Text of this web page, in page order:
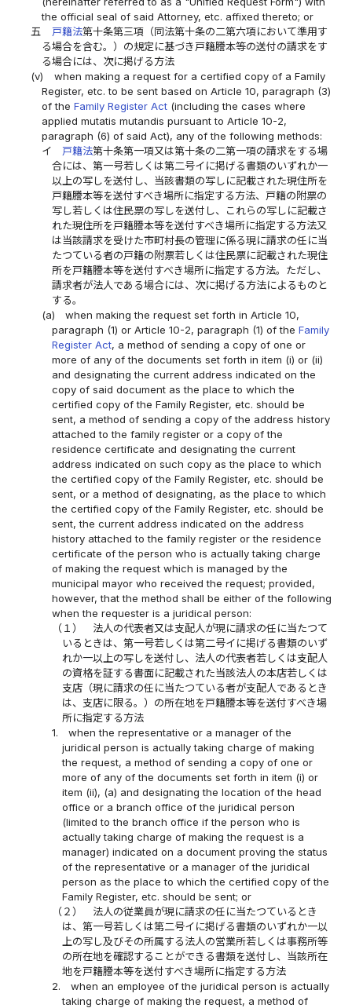
the official seal of said Attorney, etc. affixed thereto; or
五
戸籍法第十条第三項（同法第十条の二第六項において準用す
る場合を含む。）の規定に基づき戸籍謄本等の送付の請求をす
る場合には、次に掲げる方法
(v)
when making a request for a certified copy of a Family
Register, etc. to be sent based on Article 10, paragraph (3)
of the Family Register Act(including the cases where
applied mutatis mutandis pursuant to Article 10-2,
paragraph (6) of said Act), any of the following methods:
イ
戸籍法第十条第一項又は第十条の二第一項の請求をする場
合には、第一号若しくは第二号イに掲げる書類のいずれか一
以上の写しを送付し、当該書類の写しに記載された現住所を
戸籍謄本等を送付すべき場所に指定する方法、戸籍の附票の
写し若しくは住民票の写しを送付し、これらの写しに記載さ
れた現住所を戸籍謄本等を送付すべき場所に指定する方法又
は当該請求を受けた市町村長の管理に係る現に請求の任に当
たつている者の戸籍の附票若しくは住民票に記載された現住
所を戸籍謄本等を送付すべき場所に指定する方法。ただし、
請求者が法人である場合には、次に掲げる方法によるものと
する。
(a)
when making the request set forth in Article 10,
paragraph (1) or Article 10-2, paragraph (1) of the Family
Register Act, a method of sending a copy of one or
more of any of the documents set forth in item (i) or (ii)
and designating the current address indicated on the
copy of said document as the place to which the
certified copy of the Family Register, etc. should be
sent, a method of sending a copy of the address history
attached to the family register or a copy of the
residence certificate and designating the current
address indicated on such copy as the place to which
the certified copy of the Family Register, etc. should be
sent, or a method of designating, as the place to which
the certified copy of the Family Register, etc. should be
sent, the current address indicated on the address
history attached to the family register or the residence
certificate of the person who is actually taking charge
of making the request which is managed by the
municipal mayor who received the request; provided,
however, that the method shall be either of the following
when the requester is a juridical person:
（１）
法人の代表者又は支配人が現に請求の任に当たつて
いるときは、第一号若しくは第二号イに掲げる書類のいず
れか一以上の写しを送付し、法人の代表者若しくは支配人
の資格を証する書面に記載された当該法人の本店若しくは
支店（現に請求の任に当たつている者が支配人であるとき
は、支店に限る。）の所在地を戸籍謄本等を送付すべき場
所に指定する方法
1.
when the representative or a manager of the
juridical person is actually taking charge of making
the request, a method of sending a copy of one or
more of any of the documents set forth in item (i) or
item (ii), (a) and designating the location of the head
office or a branch office of the juridical person
(limited to the branch office if the person who is
actually taking charge of making the request is a
manager) indicated on a document proving the status
of the representative or a manager of the juridical
person as the place to which the certified copy of the
Family Register, etc. should be sent; or
（２）
法人の従業員が現に請求の任に当たつているとき
は、第一号若しくは第二号イに掲げる書類のいずれか一以
上の写し及びその所属する法人の営業所若しくは事務所等
の所在地を確認することができる書類を送付し、当該所在
地を戸籍謄本等を送付すべき場所に指定する方法
2.
when an employee of the juridical person is actually
taking charge of making the request, a method of